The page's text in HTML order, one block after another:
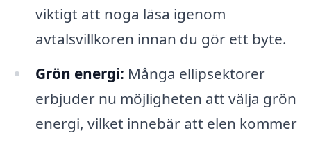
viktigt att noga läsa igenom
avtalsvillkoren innan du gör ett byte.
Grön energi: Många ellipsektorer
erbjuder nu möjligheten att välja grön
energi, vilket innebär att elen kommer